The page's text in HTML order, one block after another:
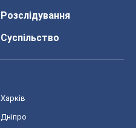
Розслідування
Суспільство
Харків
Дніпро